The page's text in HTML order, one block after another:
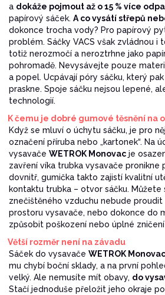
a dokáže pojmout až o 15 % více
papírový sáček. A co vysátí střepů
dokonce trocha vody? Pro papírový
problém. Sáčky VACS však zvládnou i
totiž nerozmočí a neroztrhne jako
pohromadě. Nevysávejte pouze
a popel. Ucpávají póry sáčku, který
praskne. Spoje sáčku nejsou lepené,
technologií.
K čemu je dobré gumové těsnění na
Když se mluví o úchytu sáčku, je pro
označení příruba nebo „kartonek“. Na
vysavače WETROK Monovac je
zavření víka trubka vysavače pronikne
dovnitř, gumička takto zajistí kvalitní
kontaktu trubka – otvor sáčku. Můžete
znečištěného vzduchu nebude
prostoru vysavače, nebo dokonce do
způsobit poškození nebo úplné
Větší rozměr není na závadu
Sáček do vysavače WETROK Monovac
mu chybí boční sklady, a na první
velký. Ale nemusíte mít obavy, do
Stačí jednoduše přeložit jeho okraje